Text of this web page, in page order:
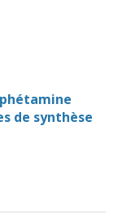
de synthèse